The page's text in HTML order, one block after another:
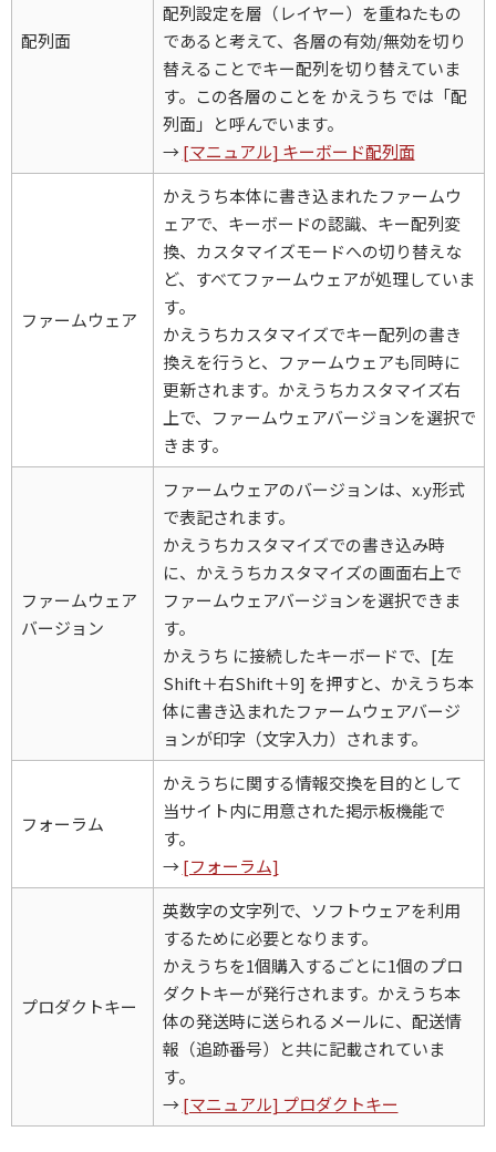
配列面
配列設定を層（レイヤー）を重ねたもの
であると考えて、各層の有効/無効を切り
替えることでキー配列を切り替えていま
す。この各層のことを かえうち では「配
列面」と呼んでいます。
→[マニュアル] キーボード配列面
ファームウェア
かえうち本体に書き込まれたファームウ
ェアで、キーボードの認識、キー配列変
換、カスタマイズモードへの切り替えな
ど、すべてファームウェアが処理していま
す。
かえうちカスタマイズでキー配列の書き
換えを行うと、ファームウェアも同時に
更新されます。かえうちカスタマイズ右
上で、ファームウェアバージョンを選択で
きます。
ファームウェア
バージョン
ファームウェアのバージョンは、x.y形式
で表記されます。
かえうちカスタマイズでの書き込み時
に、かえうちカスタマイズの画面右上で
ファームウェアバージョンを選択できま
す。
かえうち に接続したキーボードで、[左
Shift＋右Shift＋9] を押すと、かえうち本
体に書き込まれたファームウェアバージ
ョンが印字（文字入力）されます。
フォーラム
かえうちに関する情報交換を目的として
当サイト内に用意された掲示板機能で
す。
→[フォーラム]
プロダクトキー
英数字の文字列で、ソフトウェアを利用
するために必要となります。
かえうちを1個購入するごとに1個のプロ
ダクトキーが発行されます。かえうち本
体の発送時に送られるメールに、配送情
報（追跡番号）と共に記載されていま
す。
→[マニュアル] プロダクトキー